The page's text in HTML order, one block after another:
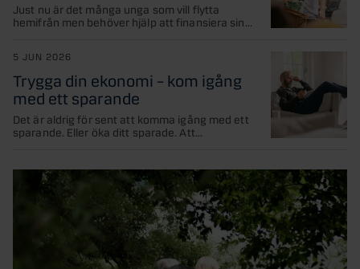
Just nu är det många unga som vill flytta
hemifrån men behöver hjälp att finansiera sin...
5 JUN 2026
Trygga din ekonomi – kom igång
med ett sparande
Det är aldrig för sent att komma igång med ett
sparande. Eller öka ditt sparade. Att...